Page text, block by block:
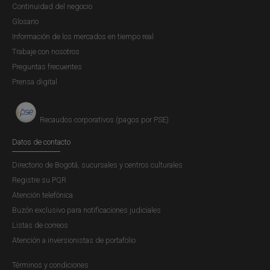
reservas de los bancos estaban dispersas. Además se
gubernamental para los bancos.
La anterior situación precipitó la crisis de los años 1922 y
1923 que evidenció la escasez de medio circulante. Se
hacía apremiante la necesidad de dar solidez y
estabilidad a la moneda y al crédito mediante un banco
Continuidad del negocio
Glosario
Información de los mercados en tiempo real
Trabaje con nosotros
Preguntas frecuentes
Prensa digital
Recaudos corporativos (pagos por PSE)
Datos de contacto
Directorio de Bogotá, sucursales y centros culturales
Registre su PQR
Atención telefónica
Buzón exclusivo para notificaciones judiciales
Listas de correos
Atención a inversionistas de portafolio
Términos y condiciones